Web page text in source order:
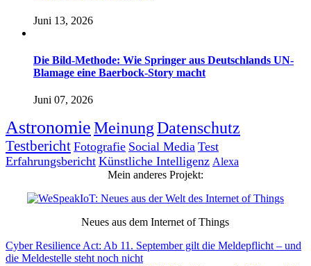
Juni 13, 2026
Die Bild-Methode: Wie Springer aus Deutschlands UN-
Blamage eine Baerbock-Story macht
Juni 07, 2026
AstronomieMeinungDatenschutz
Testbericht Fotografie Social Media Test
Erfahrungsbericht Künstliche Intelligenz Alexa
Mein anderes Projekt:
Neues aus dem Internet of Things
Cyber Resilience Act: Ab 11. September gilt die Meldepflicht – und
die Meldestelle steht noch nicht